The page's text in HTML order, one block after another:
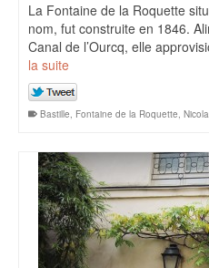
La Fontaine de la Roquette
nom, fut construite en 1846.
Canal de l’Ourcq, elle
la suite
Bastille, Fontaine de la Roquette,